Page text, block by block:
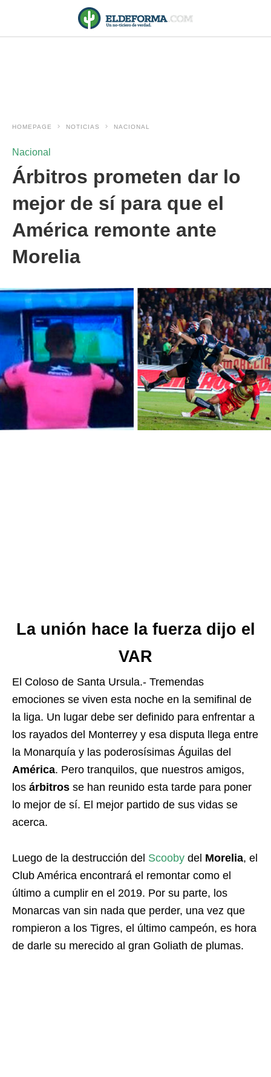
HOMEPAGE NOTICIAS NACIONAL
Nacional
Árbitros prometen dar lo
mejor de sí para que el
América remonte ante
Morelia
La unión hace la fuerza dijo el
VAR
El Coloso de Santa Ursula.- Tremendas
emociones se viven esta noche en la semifinal de
la liga. Un lugar debe ser definido para enfrentar a
los rayados del Monterrey y esa disputa llega entre
la Monarquía y las poderosísimas Águilas del
América. Pero tranquilos, que nuestros amigos,
los árbitros se han reunido esta tarde para poner
lo mejor de sí. El mejor partido de sus vidas se
acerca.
Luego de la destrucción del Scooby del Morelia, el
Club América encontrará el remontar como el
último a cumplir en el 2019. Por su parte, los
Monarcas van sin nada que perder, una vez que
rompieron a los Tigres, el último campeón, es hora
de darle su merecido al gran Goliath de plumas.